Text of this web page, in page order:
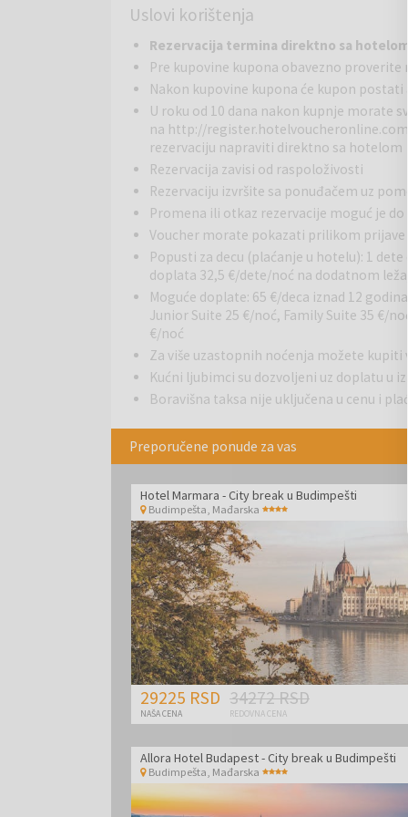
ukusne koktele i jedinstvena mađarska vina u
Osvežavajući, minimalistički dizajn enterijera
opremljene besplatnim bežičnim internetom i
dv
okrevetna soba
(18 m²) - ova potpuno nova i svetla soba sa
dvokrevetna soba je opremljena bračnim
tušem.
Otkrijte lokalne atrakcije u oblasti sa našim
boravak u Radisonu. Postoji mnogo zanimljivih
poslovne destinacije kako biste maksimalno
Uslovi korištenja
Rezervacija termina direktno sa
Pre kupovine kupona obavezno
Nakon kupovine kupona će kupon postati
U roku od 10 dana nakon kupnje morate
na http://register.hotelvoucheronline.com
rezervaciju napraviti direktno sa hotelom
Rezervacija zavisi od raspoloživosti
Rezervaciju izvršite sa ponuđačem uz
Promena ili otkaz rezervacije moguć je do
Voucher morate pokazati prilikom prijave
Popusti za decu (plaćanje u hotelu): 1
doplata 32,5 €/dete/noć na dodatnom
Moguće doplate: 65 €/deca iznad 12
Junior Suite 25 €/noć, Family Suite 35 €/
€/noć
Za više uzastopnih noćenja možete
Kućni ljubimci su dozvoljeni uz doplatu u
Boravišna taksa nije uključena u cenu i
Preporučene ponude za vas
Hotel Marmara - City break u Budimpešti
Budimpešta Mađarska
29225 RSD
NAŠA CENA
34272 RSD
REDOVNA CENA
Allora Hotel Budapest - City break u Budimpešti
Budimpešta Mađarska